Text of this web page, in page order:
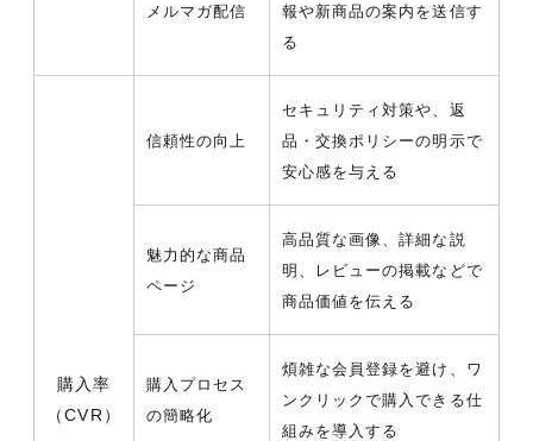
メルマガ配信
報や新商品の案内を送信す
る
購入率
（CVR）
信頼性の向上
セキュリティ対策や、返
品・交換ポリシーの明示で
安心感を与える
魅力的な商品
ページ
高品質な画像、詳細な説
明、レビューの掲載などで
商品価値を伝える
購入プロセス
の簡略化
煩雑な会員登録を避け、ワ
ンクリックで購入できる仕
組みを導入する